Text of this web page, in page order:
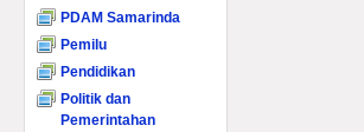
PDAM Samarinda
Pemilu
Pendidikan
Politik dan
Pemerintahan